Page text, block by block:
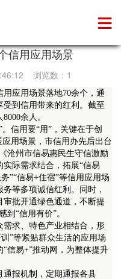
信用应用场景
浏览数：1
应用场景落地70余个，通
到信用带来的红利。截至
余人。
信用要“用”，关键在于创
用场景，市信用办先后出台
沧州市信易惠民生守信激励
际需求结合，拓展“信易
”“信易+住宿”等信用应用场
等多项诚信红利。同时，
批开通绿色通道，不断提
到“信用有价”。
求、特色产业相结合，形
”等紧贴群众生活的应用场
信易+”推动网，为整体提升
报机制，定期通报各县